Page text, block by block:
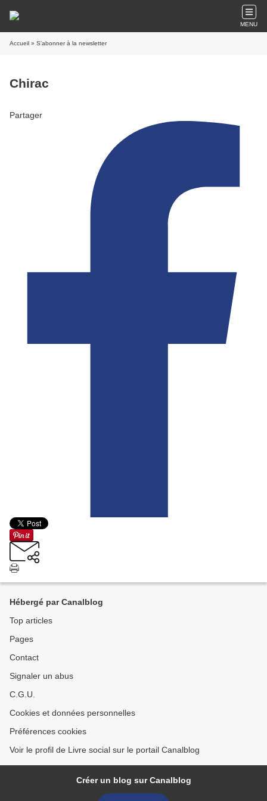
MENU
Accueil » S'abonner à la newsletter
Chirac
Partager
Hébergé par Canalblog
Top articles
Pages
Contact
Signaler un abus
C.G.U.
Cookies et données personnelles
Préférences cookies
Voir le profil de Livre social sur le portail Canalblog
Créer un blog sur Canalblog